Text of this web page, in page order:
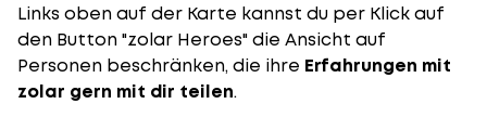
Links oben auf der Karte kannst du per Klick auf
den Button "zolar Heroes" die Ansicht auf
Personen beschränken, die ihre Erfahrungen mit
zolar gern mit dir teilen.